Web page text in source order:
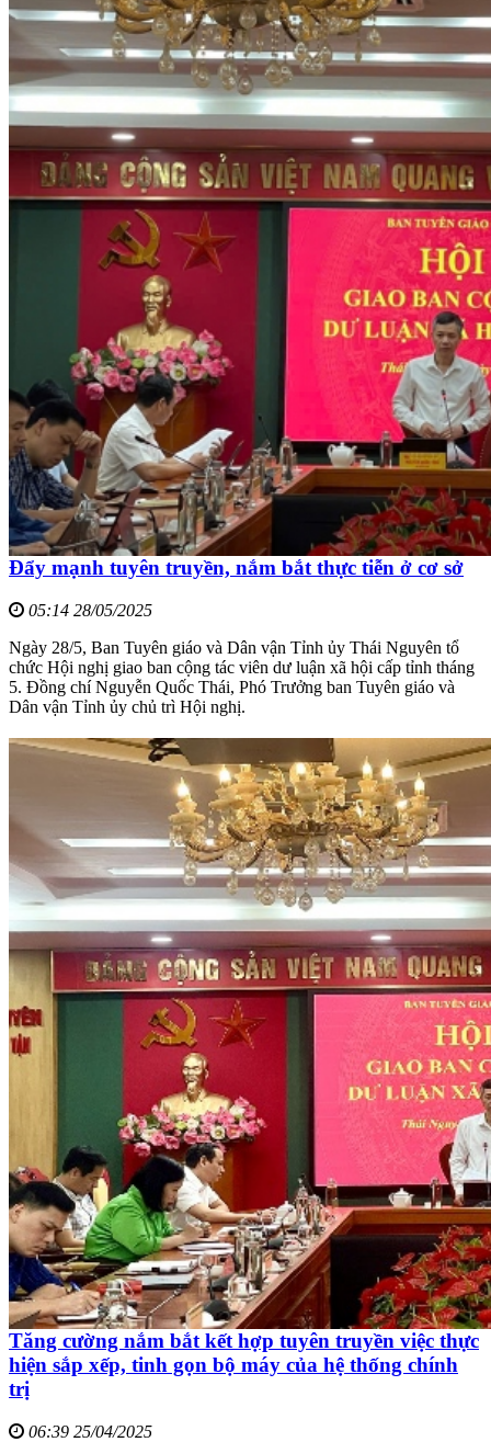
Đẩy mạnh tuyên truyền, nắm bắt thực tiễn ở cơ sở
05:14 28/05/2025
Ngày 28/5, Ban Tuyên giáo và Dân vận Tỉnh ủy Thái Nguyên tổ
chức Hội nghị giao ban cộng tác viên dư luận xã hội cấp tỉnh tháng
5. Đồng chí Nguyễn Quốc Thái, Phó Trưởng ban Tuyên giáo và
Dân vận Tỉnh ủy chủ trì Hội nghị.
Tăng cường nắm bắt kết hợp tuyên truyền việc thực
hiện sắp xếp, tinh gọn bộ máy của hệ thống chính
trị
06:39 25/04/2025